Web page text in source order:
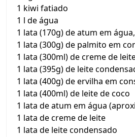
1 kiwi fatiado
1 l de água
1 lata (170g) de atum em
1 lata (300g) de palmito em
1 lata (300ml) de creme de
1 lata (395g) de leite
1 lata (400g) de ervilha em
1 lata (400ml) de leite de coco
1 lata de atum em água
1 lata de creme de leite
1 lata de leite condensado